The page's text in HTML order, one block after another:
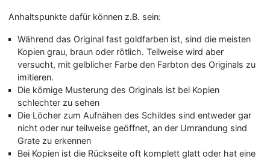
Anhaltspunkte dafür können z.B. sein:
Während das Original fast goldfarben ist, sind die meisten
Kopien grau, braun oder rötlich. Teilweise wird aber
versucht, mit gelblicher Farbe den Farbton des Originals zu
imitieren.
Die körnige Musterung des Originals ist bei Kopien
schlechter zu sehen
Die Löcher zum Aufnähen des Schildes sind entweder gar
nicht oder nur teilweise geöffnet, an der Umrandung sind
Grate zu erkennen
Bei Kopien ist die Rückseite oft komplett glatt oder hat eine